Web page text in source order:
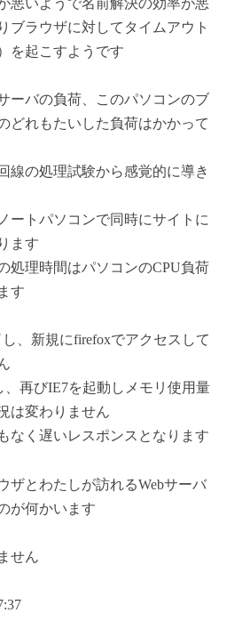
ブラウザに対してタイムアウト
を起こすようです
ーバの負荷、このパソコンのブ
どれもたいした負荷はかかって
線の処理試験から感覚的に導き
ートパソコンで同時にサイトに
ます
処理時間はパソコンのCPU負荷
す
、新規にfirefoxでアクセスして
、再びIE7を起動しメモリ使用量
は変わりません
なく遅いレスポンスとなります
ザとわたしが訪れるWebサーバ
が何かいます
せん